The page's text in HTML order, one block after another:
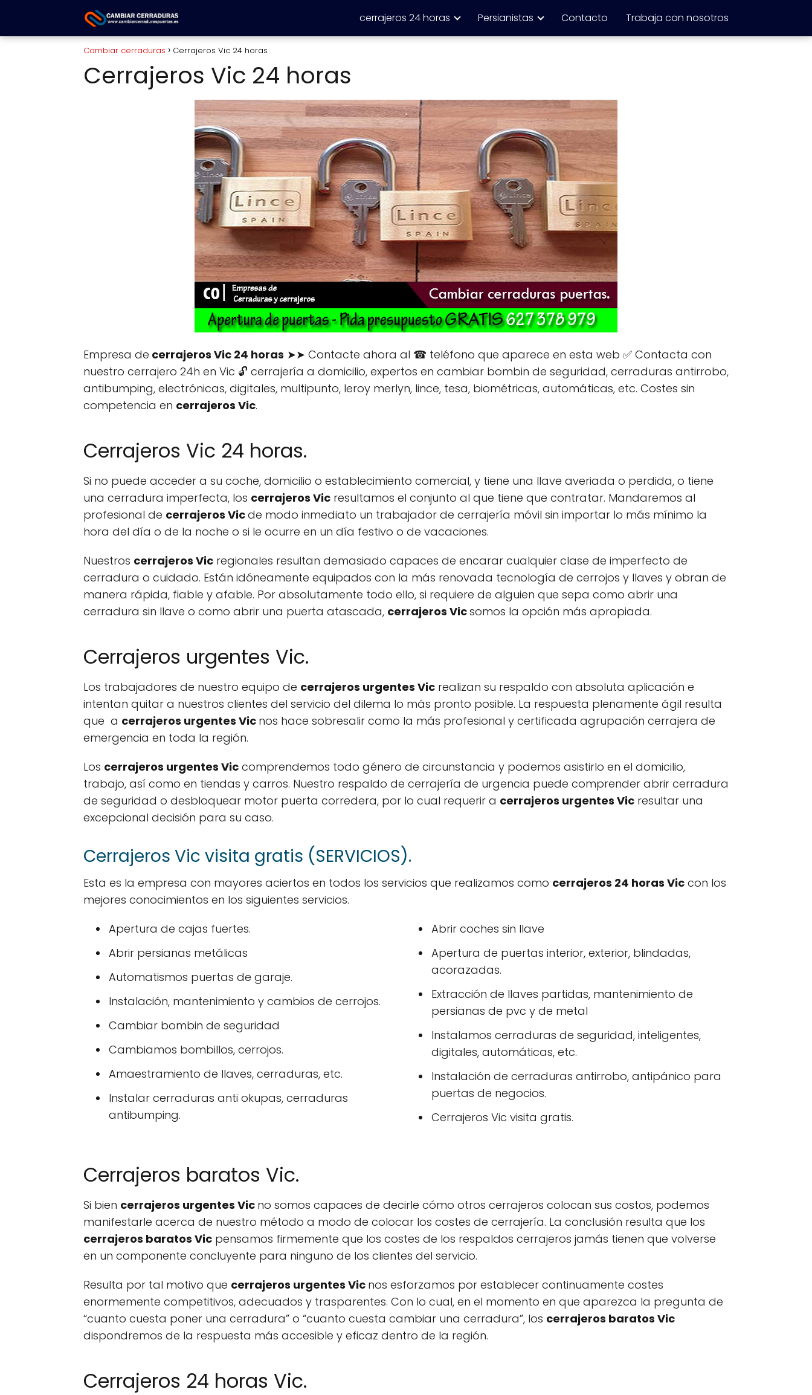
cerrajeros 24 horas Persianistas Contacto Trabaja con nosotros
Cambiar cerraduras Cerrajeros Vic 24 horas
Cerrajeros Vic 24 horas
Empresa de cerrajeros Vic 24 horas ➤➤ Contacte ahora al ☎ teléfono que aparece en esta web ✅ Contacta con
nuestro cerrajero 24h en Vic 🔓 cerrajería a domicilio, expertos en cambiar bombin de seguridad, cerraduras antirrobo,
antibumping, electrónicas, digitales, multipunto, leroy merlyn, lince, tesa, biométricas, automáticas, etc. Costes sin
competencia en cerrajeros Vic.
Cerrajeros Vic 24 horas.
Si no puede acceder a su coche, domicilio o establecimiento comercial, y tiene una llave averiada o perdida, o tiene
una cerradura imperfecta, los cerrajeros Vic resultamos el conjunto al que tiene que contratar. Mandaremos al
profesional de cerrajeros Vicde modo inmediato un trabajador de cerrajería móvil sin importar lo más mínimo la
hora del día o de la noche o si le ocurre en un día festivo o de vacaciones.
Nuestros cerrajeros Vic regionales resultan demasiado capaces de encarar cualquier clase de imperfecto de
cerradura o cuidado. Están idóneamente equipados con la más renovada tecnología de cerrojos y llaves y obran de
manera rápida, fiable y afable. Por absolutamente todo ello, si requiere de alguien que sepa como abrir una
cerradura sin llave o como abrir una puerta atascada, cerrajeros Vicsomos la opción más apropiada.
Cerrajeros urgentes Vic.
Los trabajadores de nuestro equipo de cerrajeros urgentes Vic realizan su respaldo con absoluta aplicación e
intentan quitar a nuestros clientes del servicio del dilema lo más pronto posible. La respuesta plenamente ágil resulta
que a cerrajeros urgentes Vic nos hace sobresalir como la más profesional y certificada agrupación cerrajera de
emergencia en toda la región.
Los cerrajeros urgentes Vic comprendemos todo género de circunstancia y podemos asistirlo en el domicilio,
trabajo, así como en tiendas y carros. Nuestro respaldo de cerrajería de urgencia puede comprender abrir cerradura
de seguridad o desbloquear motor puerta corredera, por lo cual requerir a cerrajeros urgentes Vic resultar una
excepcional decisión para su caso.
Cerrajeros Vic visita gratis (SERVICIOS).
Esta es la empresa con mayores aciertos en todos los servicios que realizamos como cerrajeros 24 horas Vic con los
mejores conocimientos en los siguientes servicios.
Apertura de cajas fuertes.
Abrir persianas metálicas
Automatismos puertas de garaje.
Instalación, mantenimiento y cambios de cerrojos.
Cambiar bombin de seguridad
Cambiamos bombillos, cerrojos.
Amaestramiento de llaves, cerraduras, etc.
Instalar cerraduras anti okupas, cerraduras
antibumping.
Abrir coches sin llave
Apertura de puertas interior, exterior, blindadas,
acorazadas.
Extracción de llaves partidas, mantenimiento de
persianas de pvc y de metal
Instalamos cerraduras de seguridad, inteligentes,
digitales, automáticas, etc.
Instalación de cerraduras antirrobo, antipánico para
puertas de negocios.
Cerrajeros Vic visita gratis.
Cerrajeros baratos Vic.
Si bien cerrajeros urgentes Vic no somos capaces de decirle cómo otros cerrajeros colocan sus costos, podemos
manifestarle acerca de nuestro método a modo de colocar los costes de cerrajería. La conclusión resulta que los
cerrajeros baratos Vic pensamos firmemente que los costes de los respaldos cerrajeros jamás tienen que volverse
en un componente concluyente para ninguno de los clientes del servicio.
Resulta por tal motivo que cerrajeros urgentes Vic nos esforzamos por establecer continuamente costes
enormemente competitivos, adecuados y trasparentes. Con lo cual, en el momento en que aparezca la pregunta de
“cuanto cuesta poner una cerradura” o “cuanto cuesta cambiar una cerradura”, los cerrajeros baratos Vic
dispondremos de la respuesta más accesible y eficaz dentro de la región.
Cerrajeros 24 horas Vic.